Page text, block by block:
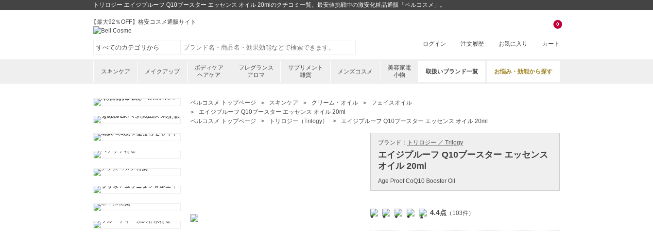
トリロジー エイジプルーフ Q10ブースター エッセンス オイル 20mlのクチコミ一覧。最安値挑戦中の激安化粧品通販「ベルコスメ」。
【最大92％OFF】格安コスメ通販サイト
ログイン 注文履歴 お気に入り カート
0
スキンケア メイクアップ
ボディケア
ヘアケア
フレグランス
アロマ
サプリメント
雑貨
メンズコスメ
美容家電
小物
取扱いブランド一覧 お悩み・効能から探す
ベルコスメ トップページ スキンケア クリーム・オイル
フェイスオイル
エイジプルーフ Q10ブースター エッセンス オイル 20ml
ベルコスメ トップページ
トリロジー（Trilogy） エイジプルーフ Q10ブースター エッセンス オイル 20ml
ブランド： トリロジー ／ Trilogy
エイジプルーフ Q10ブースター エッセンス
オイル 20ml
Age Proof CoQ10 Booster Oil
4.4点 （103件）